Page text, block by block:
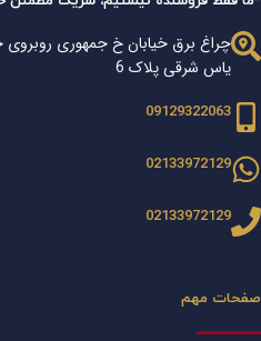
چراغ برق خیابان خ جمهوری
یاس شرقی پلاک 6
09129322063
02133972129
02133972129
صفحات مهم